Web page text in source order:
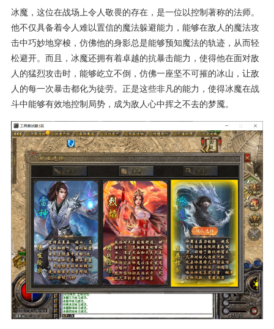
冰魔，这位在战场上令人敬畏的存在，是一位以控制著称的法师。
他不仅具备着令人难以置信的魔法躲避能力，能够在敌人的魔法攻
击中巧妙地穿梭，仿佛他的身影总是能够预知魔法的轨迹，从而轻
松避开。而且，冰魔还拥有着卓越的抗暴击能力，使得他在面对敌
人的猛烈攻击时，能够屹立不倒，仿佛一座坚不可摧的冰山，让敌
人的每一次暴击都化为徒劳。正是这些非凡的能力，使得冰魔在战
斗中能够有效地控制局势，成为敌人心中挥之不去的梦魇。